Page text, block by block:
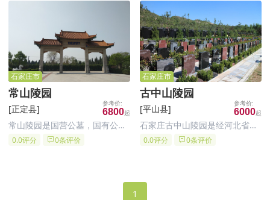
性园林化经典公墓，以公益性、
教育性、纪念性、观光性作为公
墓经营理念，将陆续推出不同内
涵的墓型，满足不同层次客户需
求。
石家庄市
常山陵园
[正定县] 6800
常山陵园是国营公墓，国有公墓
有保障，再就是离市近，方便祭
文化、建筑艺术的传承与创新，
0.0评分 0条评价
石家庄市
古中山陵园
[平山县] 6000
石家庄古中山陵园是经河北省民
政厅批准，由平山县民政局主管
家庄陵园中堪舆较好的陵园。
0.0评分 0条评价
1